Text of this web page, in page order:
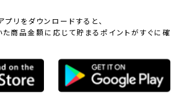
リをダウンロードすると、
商品金額に応じて貯まるポイントがすぐに確